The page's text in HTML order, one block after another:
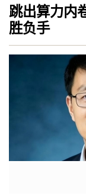
跳出算力内
胜负手